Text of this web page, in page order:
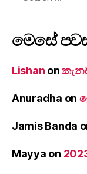
මෙසේ
Lishan on
Anuradha on
Jamis Banda
Mayya on